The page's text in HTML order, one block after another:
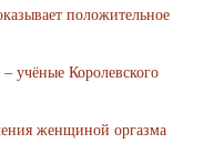
положительное
учёные Королевского
женщиной оргазма